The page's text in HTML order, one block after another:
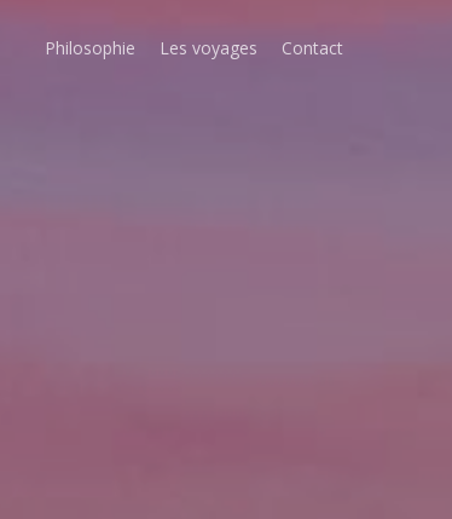
Philosophie Les voyages Contact